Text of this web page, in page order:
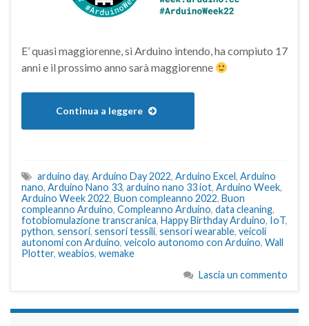
E’ quasi maggiorenne, si Arduino intendo, ha compiuto 17
anni e il prossimo anno sarà maggiorenne
Continua a leggere
arduino day, Arduino Day 2022, Arduino Excel, Arduino
nano, Arduino Nano 33, arduino nano 33 iot, Arduino Week,
Arduino Week 2022, Buon compleanno 2022, Buon
compleanno Arduino, Compleanno Arduino, data cleaning,
fotobiomulazione transcranica, Happy Birthday Arduino, IoT,
python, sensori, sensori tessili, sensori wearable, veicoli
autonomi con Arduino, veicolo autonomo con Arduino, Wall
Plotter, weabios, wemake
Lascia un commento